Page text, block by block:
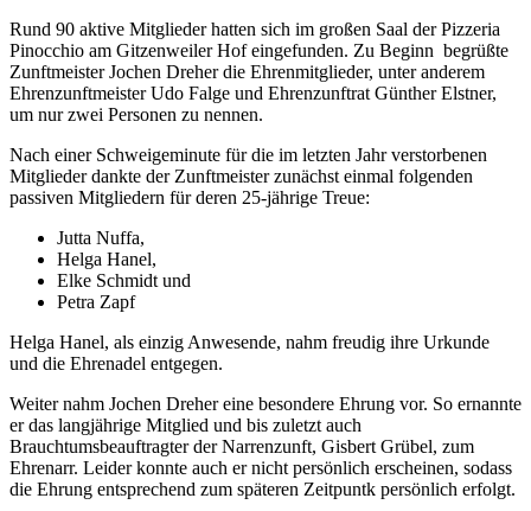
Rund 90 aktive Mitglieder hatten sich im großen Saal der Pizzeria
Pinocchio am Gitzenweiler Hof eingefunden. Zu Beginn begrüßte
Zunftmeister Jochen Dreher die Ehrenmitglieder, unter anderem
Ehrenzunftmeister Udo Falge und Ehrenzunftrat Günther Elstner,
um nur zwei Personen zu nennen.
Nach einer Schweigeminute für die im letzten Jahr verstorbenen
Mitglieder dankte der Zunftmeister zunächst einmal folgenden
passiven Mitgliedern für deren 25-jährige Treue:
Jutta Nuffa,
Helga Hanel,
Elke Schmidt und
Petra Zapf
Helga Hanel, als einzig Anwesende, nahm freudig ihre Urkunde
und die Ehrenadel entgegen.
Weiter nahm Jochen Dreher eine besondere Ehrung vor. So ernannte
er das langjährige Mitglied und bis zuletzt auch
Brauchtumsbeauftragter der Narrenzunft, Gisbert Grübel, zum
Ehrenarr. Leider konnte auch er nicht persönlich erscheinen, sodass
die Ehrung entsprechend zum späteren Zeitpuntk persönlich erfolgt.